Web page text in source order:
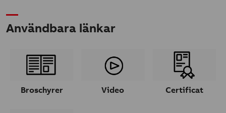
Användbara länkar
Broschyrer Video Certificat